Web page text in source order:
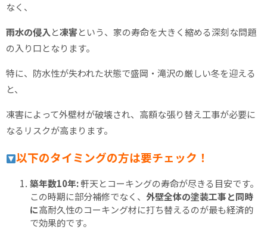
なく、
雨水の侵入と凍害という、家の寿命を大きく縮める深刻な問題
の入り口となります。
特に、防水性が失われた状態で盛岡・滝沢の厳しい冬を迎える
と、
凍害によって外壁材が破壊され、高額な張り替え工事が必要に
なるリスクが高まります。
以下のタイミングの方は要チェック！
築年数10年:軒天とコーキングの寿命が尽きる目安です。
この時期に部分補修でなく、 外壁全体の塗装工事と同時
に高耐久性のコーキング材に打ち替えるのが最も経済的
で効果的です。